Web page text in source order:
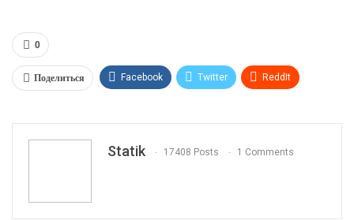
0
Поделиться Facebook Twitter ReddIt
Statik 17408 Posts 1 Comments